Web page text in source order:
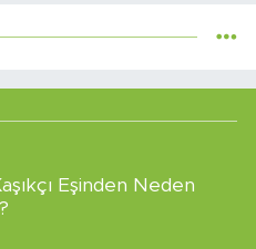
Eşinden Neden